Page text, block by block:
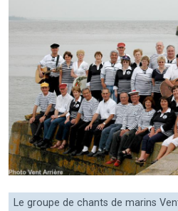
Le groupe de chants de marins